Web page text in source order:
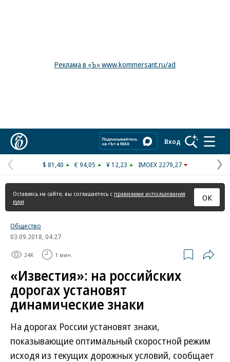
Реклама в «Ъ» www.kommersant.ru/ad
Вход
Предыдущая
страница
$ 81,40 € 94,05 ¥ 12,23 IMOEX 2279,27
Оставаясь на сайте, вы соглашаетесь с правилами использования
куки
ОК
Общество
03.09.2018, 04:27
24K 1 мин.
«Известия»: на российских
дорогах установят
динамические знаки
На дорогах России установят знаки,
показывающие оптимальный скоростной режим
исходя из текущих дорожных условий, сообщает